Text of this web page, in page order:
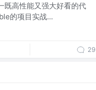
既高性能又强大好看的代
的项目实战...
29